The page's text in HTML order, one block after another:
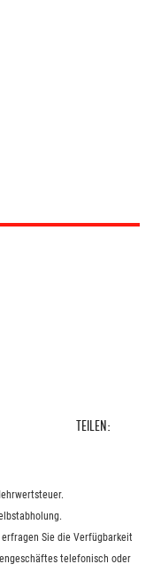
TEILEN:
Sie die Verfügbarkeit
telefonisch oder